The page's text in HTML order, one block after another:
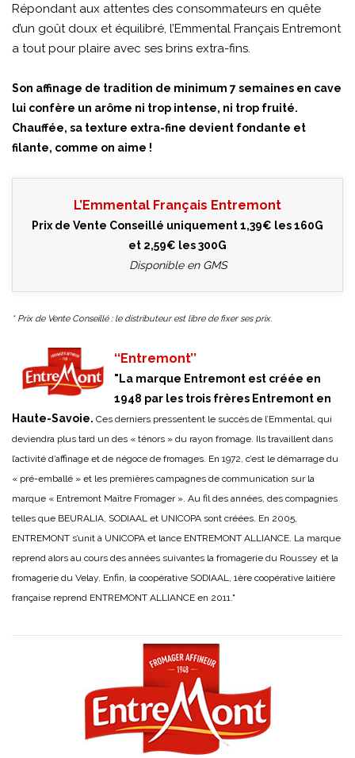
Répondant aux attentes des consommateurs en quête
d’un goût doux et équilibré, l’Emmental Français Entremont
a tout pour plaire avec ses brins extra-fins.
Son affinage de tradition de minimum 7 semaines en cave
lui confère un arôme ni trop intense, ni trop fruité.
Chauffée, sa texture extra-fine devient fondante et
filante, comme on aime !
L’Emmental Français Entremont
Prix de Vente Conseillé uniquement 1,39€ les 160G
et 2,59€ les 300G
Disponible en GMS
* Prix de Vente Conseillé : le distributeur est libre de fixer ses prix.
‘‘Entremont’’
"La marque Entremont est créée en
1948 par les trois frères Entremont en
Haute-Savoie. Ces derniers pressentent le succès de l’Emmental, qui
deviendra plus tard un des « ténors » du rayon fromage. Ils travaillent dans
l’activité d’affinage et de négoce de fromages. En 1972, c’est le démarrage du
« pré-emballé » et les premières campagnes de communication sur la
marque « Entremont Maître Fromager ». Au fil des années, des compagnies
telles que BEURALIA, SODIAAL et UNICOPA sont créées. En 2005,
ENTREMONT s’unit à UNICOPA et lance ENTREMONT ALLIANCE. La marque
reprend alors au cours des années suivantes la fromagerie du Roussey et la
fromagerie du Velay. Enfin, la coopérative SODIAAL, 1ère coopérative laitière
française reprend ENTREMONT ALLIANCE en 2011."